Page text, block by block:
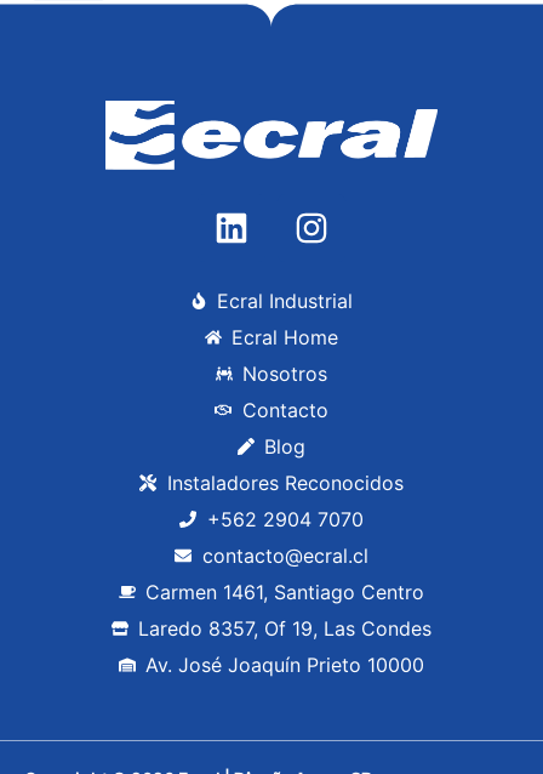
Ecral Industrial
Ecral Home
Nosotros
Contacto
Blog
Instaladores Reconocidos
+562 2904 7070
contacto@ecral.cl
Carmen 1461, Santiago Centro
Laredo 8357, Of 19, Las Condes
Av. José Joaquín Prieto 10000